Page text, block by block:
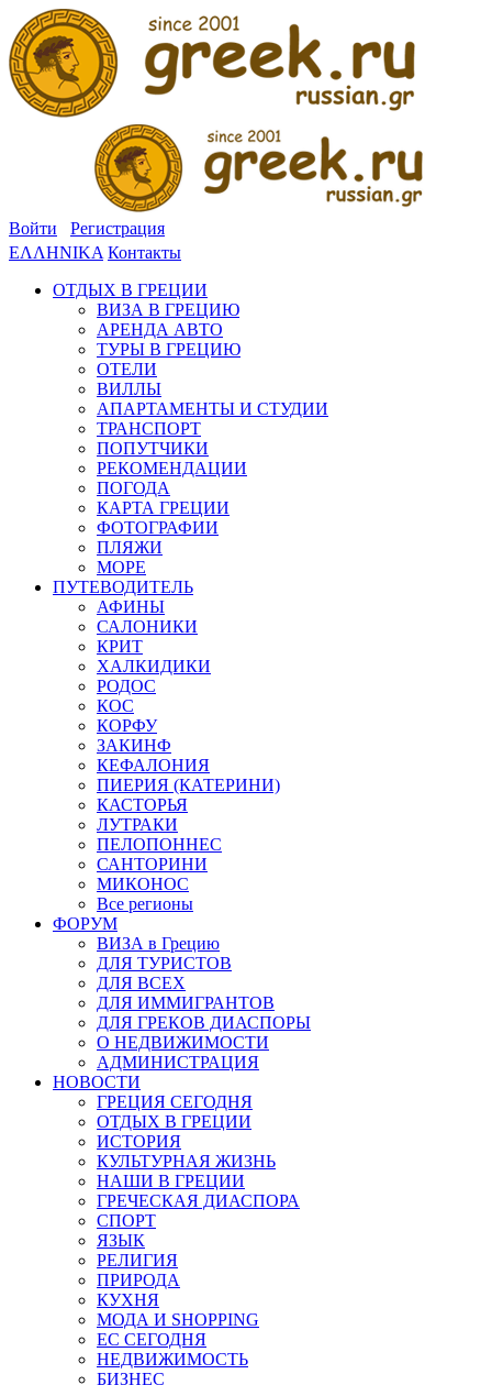
Войти
Регистрация
ΕΛΛΗΝΙΚΑ Контакты
ОТДЫХ В ГРЕЦИИ
ВИЗА В ГРЕЦИЮ
АРЕНДА АВТО
ТУРЫ В ГРЕЦИЮ
ОТЕЛИ
ВИЛЛЫ
АПАРТАМЕНТЫ И СТУДИИ
ТРАНСПОРТ
ПОПУТЧИКИ
РЕКОМЕНДАЦИИ
ПОГОДА
КАРТА ГРЕЦИИ
ФОТОГРАФИИ
ПЛЯЖИ
МОРЕ
ПУТЕВОДИТЕЛЬ
АФИНЫ
САЛОНИКИ
КРИТ
ХАЛКИДИКИ
РОДОС
КОС
КОРФУ
ЗАКИНФ
КЕФАЛОНИЯ
ПИЕРИЯ (КАТЕРИНИ)
КАСТОРЬЯ
ЛУТРАКИ
ПЕЛОПОННЕС
САНТОРИНИ
МИКОНОС
Все регионы
ФОРУМ
ВИЗА в Грецию
ДЛЯ ТУРИСТОВ
ДЛЯ ВСЕХ
ДЛЯ ИММИГРАНТОВ
ДЛЯ ГРЕКОВ ДИАСПОРЫ
О НЕДВИЖИМОСТИ
АДМИНИСТРАЦИЯ
НОВОСТИ
ГРЕЦИЯ СЕГОДНЯ
ОТДЫХ В ГРЕЦИИ
ИСТОРИЯ
КУЛЬТУРНАЯ ЖИЗНЬ
НАШИ В ГРЕЦИИ
ГРЕЧЕСКАЯ ДИАСПОРА
СПОРТ
ЯЗЫК
РЕЛИГИЯ
ПРИРОДА
КУХНЯ
МОДА И SHOPPING
ЕС СЕГОДНЯ
НЕДВИЖИМОСТЬ
БИЗНЕС